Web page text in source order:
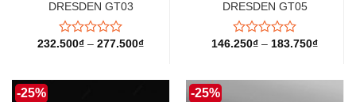
DRESDEN GT03
Được
0
232.500₫ – 277.500₫
DRESDEN GT05
Được
0
146.250₫ – 183.750₫
-25% -25%